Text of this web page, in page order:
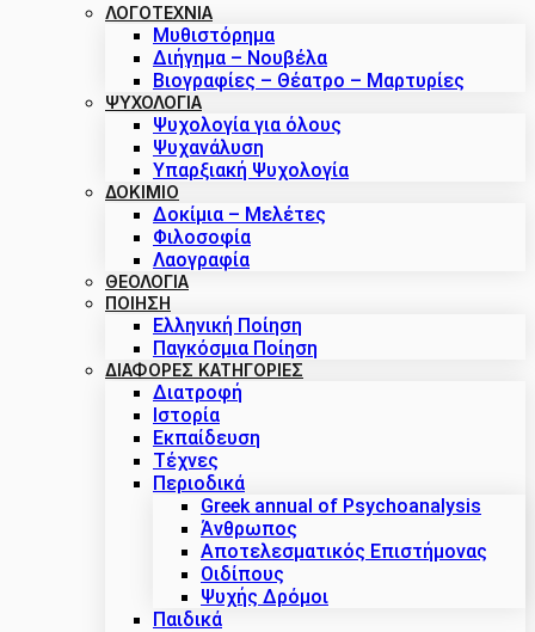
ΛΟΓΟΤΕΧΝΙΑ
Μυθιστόρημα
Διήγημα – Νουβέλα
Βιογραφίες – Θέατρο – Μαρτυρίες
ΨΥΧΟΛΟΓΙΑ
Ψυχολογία για όλους
Ψυχανάλυση
Υπαρξιακή Ψυχολογία
ΔΟΚΊΜΙΟ
Δοκίμια – Μελέτες
Φιλοσοφία
Λαογραφία
ΘΕΟΛΟΓΙΑ
ΠΟΙΗΣΗ
Ελληνική Ποίηση
Παγκόσμια Ποίηση
ΔΙΑΦΟΡΕΣ ΚΑΤΗΓΟΡΙΕΣ
Διατροφή
Ιστορία
Εκπαίδευση
Τέχνες
Περιοδικά
Greek annual of Psychoanalysis
Άνθρωπος
Αποτελεσματικός Επιστήμονας
Οιδίπους
Ψυχής Δρόμοι
Παιδικά